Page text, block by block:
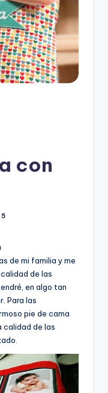
con
5
de mi familia y me
de las
en algo tan
Para las
pie de cama
calidad de las